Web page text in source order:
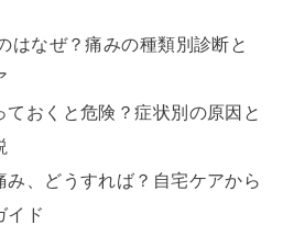
はなぜ？痛みの種類別診断と
おくと危険？症状別の原因と
み、どうすれば？自宅ケアから
イド